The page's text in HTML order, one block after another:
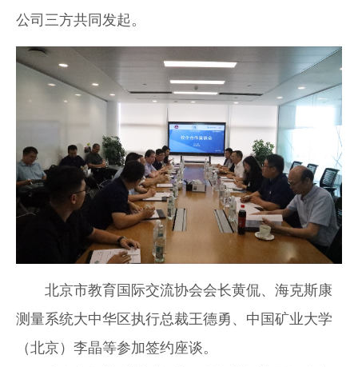
公司三方共同发起。
北京市教育国际交流协会会长黄侃、海克斯康
测量系统大中华区执行总裁王德勇、中国矿业大学
（北京）李晶等参加签约座谈。